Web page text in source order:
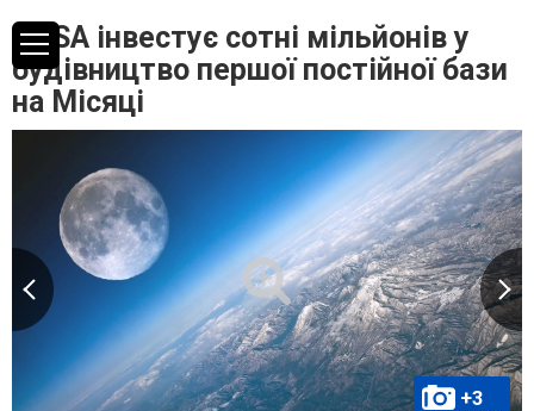
NASA інвестує сотні мільйонів у
будівництво першої постійної бази
на Місяці
+3